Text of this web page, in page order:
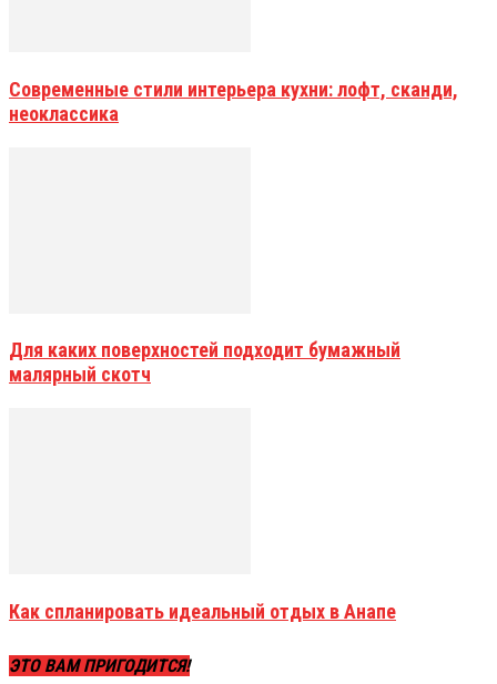
Современные стили интерьера кухни: лофт, сканди,
неоклассика
Для каких поверхностей подходит бумажный
малярный скотч
Как спланировать идеальный отдых в Анапе
ЭТО ВАМ ПРИГОДИТСЯ!